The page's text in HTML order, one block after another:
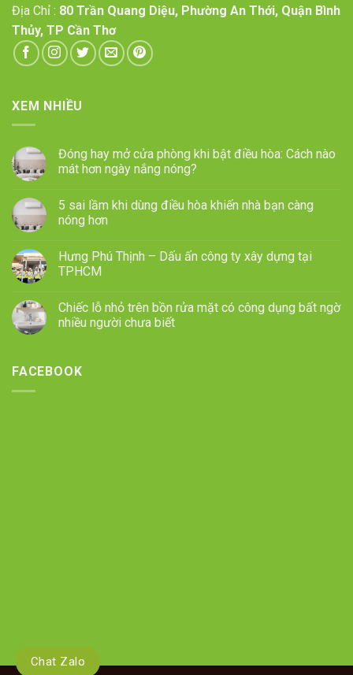
Địa Chỉ : 80 Trần Quang Diệu, Phường An Thới, Quận Bình
Thủy, TP Cần Thơ
XEM NHIỀU
Đóng hay mở cửa phòng khi bật điều hòa: Cách nào
mát hơn ngày nắng nóng?
5 sai lầm khi dùng điều hòa khiến nhà bạn càng
nóng hơn
Hưng Phú Thịnh – Dấu ấn công ty xây dựng tại
TPHCM
Chiếc lỗ nhỏ trên bồn rửa mặt có công dụng bất ngờ
nhiều người chưa biết
FACEBOOK
Chat Zalo